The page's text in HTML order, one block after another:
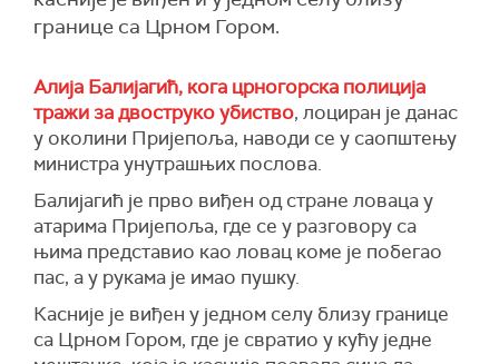
границе са Црном Гором.
Алија Балијагић, кога црногорска полиција
тражи за двоструко убиство, лоциран је данас
у околини Пријепоља, наводи се у саопштењу
министра унутрашњих послова.
Балијагић је прво виђен од стране ловаца у
атарима Пријепоља, где се у разговору са
њима представио као ловац коме је побегао
пас, а у рукама је имао пушку.
Касније је виђен у једном селу близу границе
са Црном Гором, где је свратио у кућу једне